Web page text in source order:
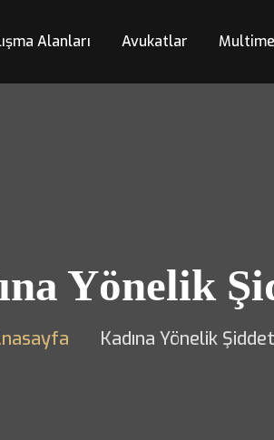
Alanları Avukatlar
Yönelik
Kadına Yönelik Şiddet